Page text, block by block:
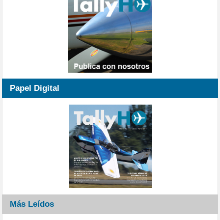
Papel Digital
Más Leídos